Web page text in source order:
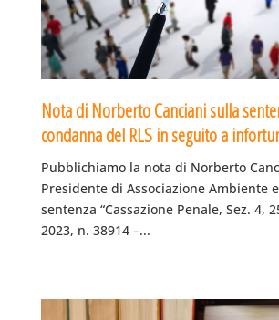
Nota di Norberto Canciani sulla
condanna del RLS in seguito a
Pubblichiamo la nota di Norberto
Presidente di Associazione Ambiente
sentenza “Cassazione Penale, Sez. 4,
2023, n. 38914 –...